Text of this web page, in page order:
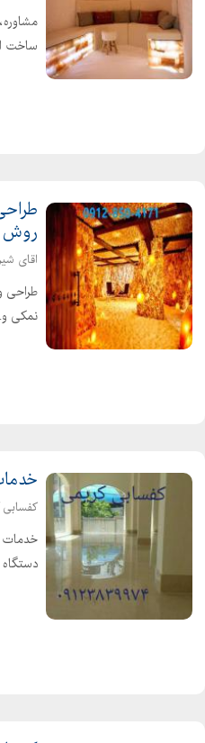
ساخت
و
چه
روش
اقای
طراحی
نمکی
فرد،
خدمات
امر